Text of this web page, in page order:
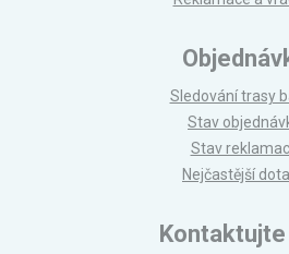
Sledování trasy
Stav
Stav
Nejčastější